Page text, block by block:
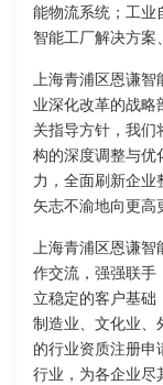
能物流系统；工业
智能工厂解决方案
上海青浦区恩谦智
业深化改革的战略
关指导方针，我们
构的深度调整与优
力，全面刷新企业
矢志不渝地向更高
上海青浦区恩谦智
作交流，强强联手
立稳定的客户基础
制造业、文化业、
的行业资质注册申
行业，为各企业尽